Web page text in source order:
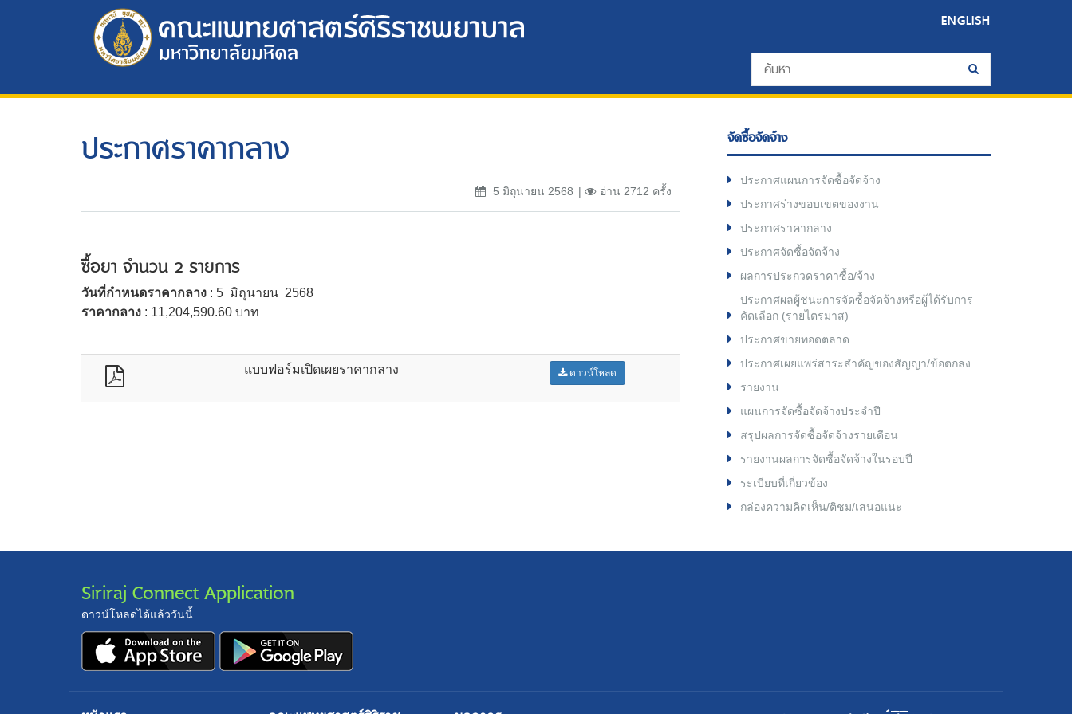
ENGLISH
ประกาศราคากลาง
5 มิถุนายน 2568 อ่าน 2712 ครั้ง
ซื้อยา จำนวน 2 รายการ
วันที่กำหนดราคากลาง : 5 มิถุนายน 2568
ราคากลาง : 11,204,590.60 บาท
แบบฟอร์มเปิดเผยราคากลาง ดาวน์โหลด
จัดซื้อจัดจ้าง
ประกาศแผนการจัดซื้อจัดจ้าง
ประกาศร่างขอบเขตของงาน
ประกาศราคากลาง
ประกาศจัดซื้อจัดจ้าง
ผลการประกวดราคาซื้อ/จ้าง
ประกาศผลผู้ชนะการจัดซื้อจัดจ้างหรือผู้ได้รับการ
คัดเลือก (รายไตรมาส)
ประกาศขายทอดตลาด
ประกาศเผยแพร่สาระสำคัญของสัญญา/ข้อตกลง
รายงาน
แผนการจัดซื้อจัดจ้างประจำปี
สรุปผลการจัดซื้อจัดจ้างรายเดือน
รายงานผลการจัดซื้อจัดจ้างในรอบปี
ระเบียบที่เกี่ยวข้อง
กล่องความคิดเห็น/ติชม/เสนอแนะ
Siriraj Connect Application
ดาวน์โหลดได้แล้ววันนี้